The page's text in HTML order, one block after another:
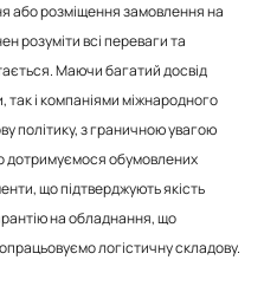
або розміщення замовлення на
розуміти всі переваги та
Маючи багатий досвід
і компаніями міжнародного
політику, з граничною увагою
дотримуємося обумовлених
що підтверджують якість
на обладнання, що
логістичну складову.